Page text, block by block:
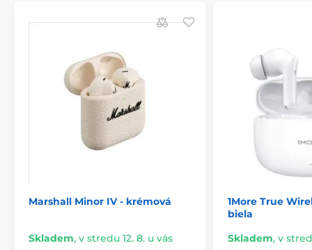
Marshall Minor IV - krémová
Skladem, v stredu 12. 8. u vás
1More True
biela
Skladem, v